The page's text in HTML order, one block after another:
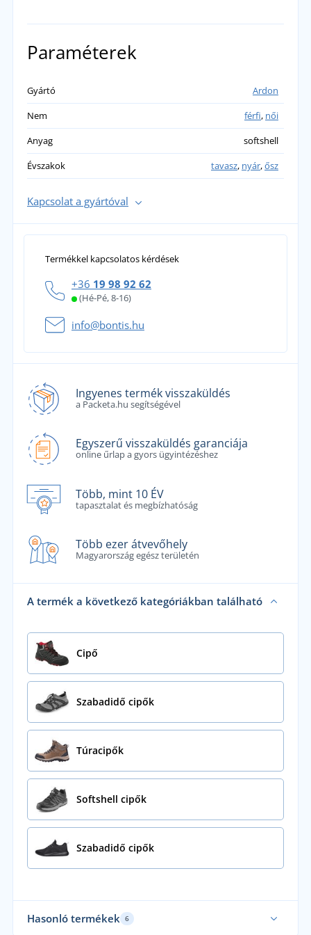
Paraméterek
Gyártó
Ardon
Nem
férfi, női
Anyag
softshell
Évszakok
tavasz, nyár,ősz
Kapcsolat a gyártóval
Termékkel kapcsolatos kérdések
+36 19 98 92 62
(Hé-Pé, 8-16)
info@bontis.hu
Ingyenes termék visszaküldés
a Packeta.hu segítségével
Egyszerű visszaküldés garanciája
online űrlap a gyors ügyintézéshez
Több, mint 10 ÉV
tapasztalat és megbízhatóság
Több ezer átvevőhely
Magyarország egész területén
A termék a következő kategóriákban található
Cipő
Szabadidő cipők
Túracipők
Softshell cipők
Szabadidő cipők
Hasonló termékek 6